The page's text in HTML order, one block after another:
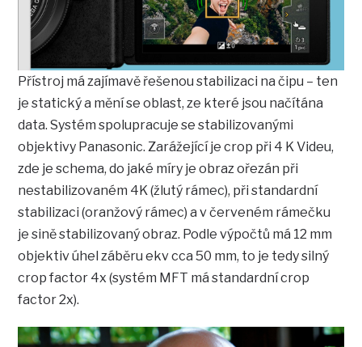
Přístroj má zajímavě řešenou stabilizaci na čipu – ten
je statický a mění se oblast, ze které jsou načítána
data. Systém spolupracuje se stabilizovanými
objektivy Panasonic. Zarážející je crop při 4 K Videu,
zde je schema, do jaké míry je obraz ořezán při
nestabilizovaném 4K (žlutý rámec), při standardní
stabilizaci (oranžový rámec) a v červeném rámečku
je sině stabilizovaný obraz. Podle výpočtů má 12 mm
objektiv úhel záběru ekv cca 50 mm, to je tedy silný
crop factor 4x (systém MFT má standardní crop
factor 2x).